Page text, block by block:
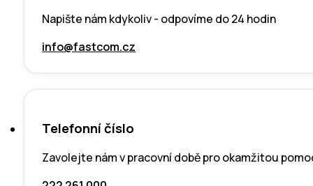
Napište nám kdykoliv - odpovíme do 24 hodin
info@fastcom.cz
Telefonní číslo
Zavolejte nám v pracovní době pro okamžitou